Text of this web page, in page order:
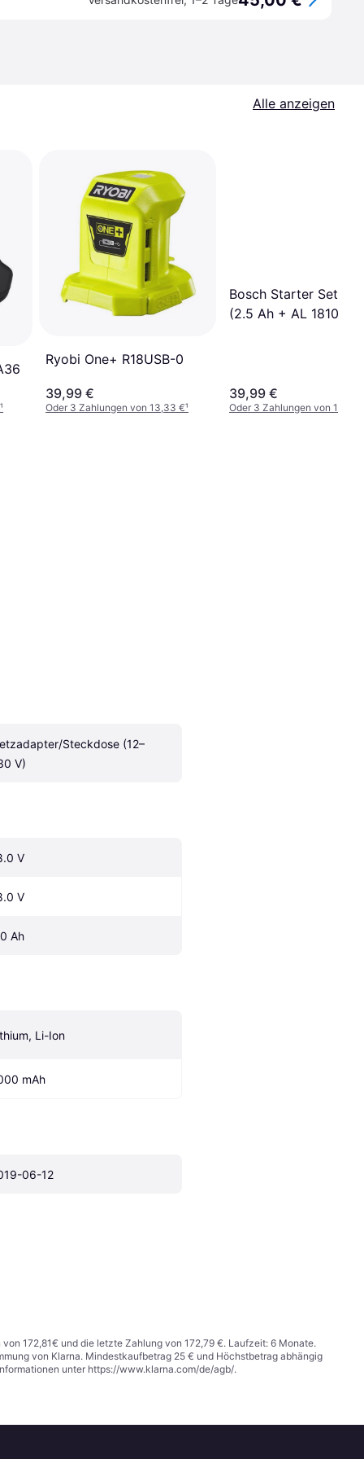
Alle anzeigen
¹
Ryobi One+ R18USB-0
39,99 €
Oder 3 Zahlungen von 13,33 €¹
Bosch Starter Set 18
(2.5 Ah + AL 1810
39,99 €
Oder 3 Zahlungen von 13,33
Steckdose (12–
V)
V
V
Ah
Li-Ion
mAh
06-12
172,81€ und die letzte Zahlung von 172,79 €. Laufzeit: 6 Monate.
von Klarna. Mindestkaufbetrag 25 € und Höchstbetrag abhängig
unter https://www.klarna.com/de/agb/.